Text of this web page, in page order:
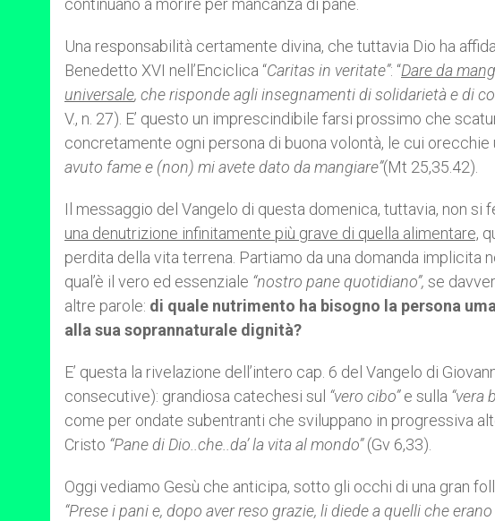
continuano a morire per mancanza di pane.
Una responsabilità certamente divina, che tuttavia Dio ha
Benedetto XVI nell’Enciclica “Caritas in veritate”: “Dare da
universale, che risponde agli insegnamenti di solidarietà e di
V., n. 27). E’ questo un imprescindibile farsi prossimo che
concretamente ogni persona di buona volontà, le cui
avuto fame e (non) mi avete dato da mangiare”(Mt 25,35.42).
Il messaggio del Vangelo di questa domenica, tuttavia, non
una denutrizione infinitamente più grave di quella alimentare,
perdita della vita terrena. Partiamo da una domanda
qual’è il vero ed essenziale “nostro pane quotidiano”, se
altre parole: di quale nutrimento ha bisogno la persona
alla sua soprannaturale dignità?
E’ questa la rivelazione dell’intero cap. 6 del Vangelo di
consecutive): grandiosa catechesi sul “vero cibo”e sulla “vera
come per ondate subentranti che sviluppano in progressiva
Cristo “Pane di Dio..che..da’ la vita al mondo”(Gv 6,33).
Oggi vediamo Gesù che anticipa, sotto gli occhi di una gran
“Prese i pani e, dopo aver reso grazie, li diede a quelli che erano